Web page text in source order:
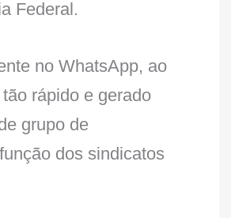
Federal.
no WhatsApp, ao
rápido e gerado
grupo de
dos sindicatos